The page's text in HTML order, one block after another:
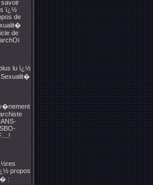
savoir
ï¿½
de
de
lu ï¿½
propos
: